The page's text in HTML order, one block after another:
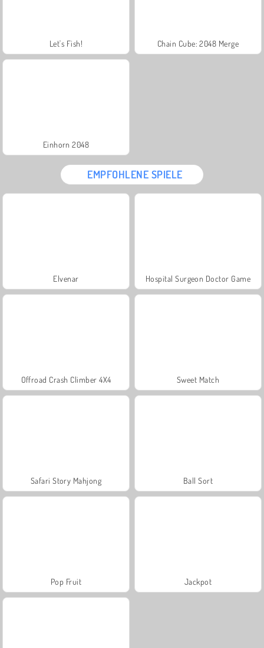
Let's Fish! Chain Cube: 2048 Merge
Einhorn 2048
EMPFOHLENE SPIELE
Elvenar Hospital Surgeon Doctor Game
Offroad Crash Climber 4X4 Sweet Match
Safari Story Mahjong Ball Sort
Pop Fruit Jackpot